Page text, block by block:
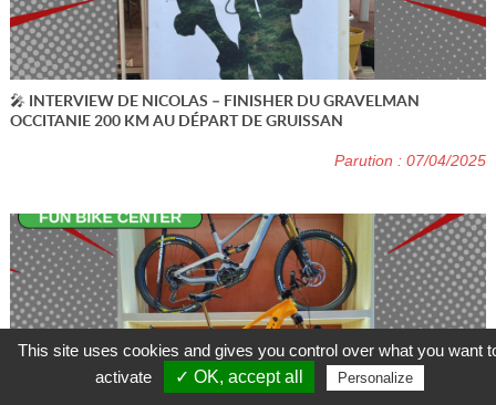
🎤 INTERVIEW DE NICOLAS – FINISHER DU GRAVELMAN
OCCITANIE 200 KM AU DÉPART DE GRUISSAN
Parution : 07/04/2025
This site uses cookies and gives you control over what you want
activate
✓ OK, accept all Personalize